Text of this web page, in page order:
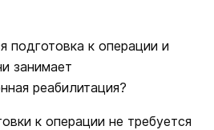
подготовка к операции и
занимает
реабилитация?
к операции не требуется